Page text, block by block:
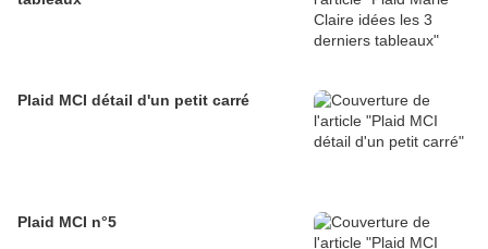
Plaid MCI détail d'un petit carré
Plaid MCI n°5